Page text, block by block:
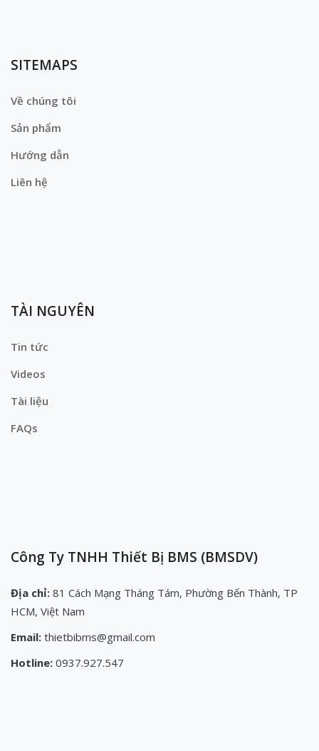
SITEMAPS
Về chúng tôi
Sản phẩm
Hướng dẫn
Liên hệ
TÀI NGUYÊN
Tin tức
Videos
Tài liệu
FAQs
Công Ty TNHH Thiết Bị BMS (BMSDV)
Địa chỉ: 81 Cách Mạng Tháng Tám, Phường Bến Thành, TP
HCM, Việt Nam
Email: thietbibms@gmail.com
Hotline: 0937.927.547